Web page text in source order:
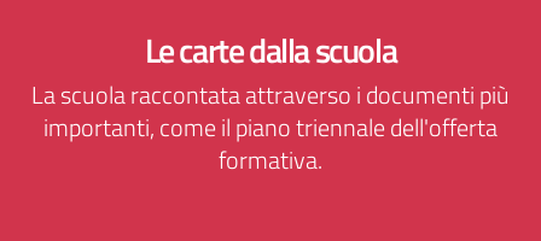
Le carte dalla scuola
La scuola raccontata attraverso i documenti più
importanti, come il piano triennale dell'offerta
formativa.